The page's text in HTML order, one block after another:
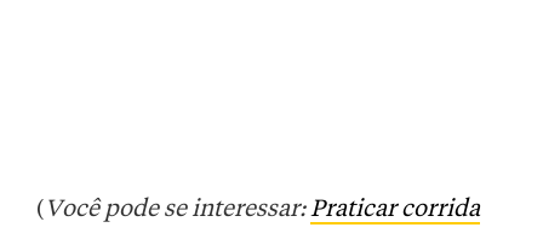
( Você pode se interessar:Praticar corrida